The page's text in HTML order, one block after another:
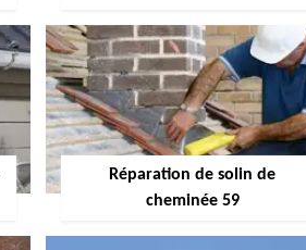
Réparation de solin de
cheminée 59